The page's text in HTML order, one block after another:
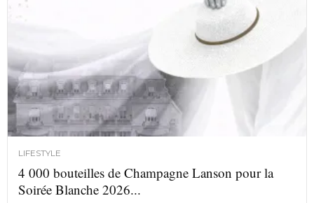
LIFESTYLE
4 000 bouteilles de Champagne Lanson pour la
Soirée Blanche 2026...